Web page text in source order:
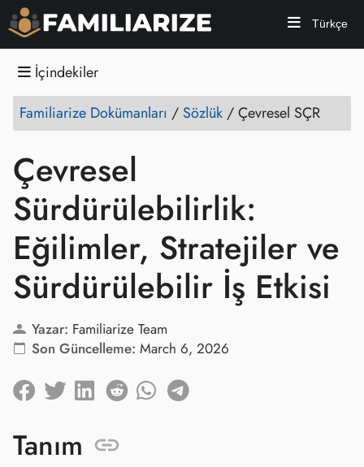
Türkçe
İçindekiler
Familiarize Dokümanları / Sözlük /Çevresel SÇR
Çevresel
Sürdürülebilirlik:
Eğilimler, Stratejiler ve
Sürdürülebilir İş Etkisi
Yazar: Familiarize Team
Son Güncelleme: March 6, 2026
Tanım